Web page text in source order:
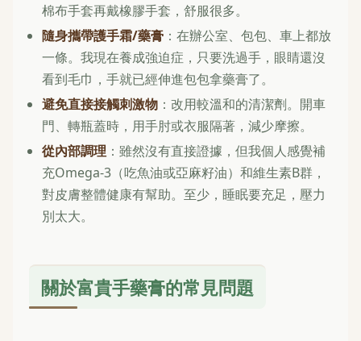
棉布手套再戴橡膠手套，舒服很多。
隨身攜帶護手霜/藥膏 ：在辦公室、包包、車上都放
一條。我現在養成強迫症，只要洗過手，眼睛還沒
看到毛巾，手就已經伸進包包拿藥膏了。
避免直接接觸刺激物 ：改用較溫和的清潔劑。開車
門、轉瓶蓋時，用手肘或衣服隔著，減少摩擦。
從內部調理 ：雖然沒有直接證據，但我個人感覺補
充Omega-3（吃魚油或亞麻籽油）和維生素B群，
對皮膚整體健康有幫助。至少，睡眠要充足，壓力
別太大。
關於富貴手藥膏的常見問題